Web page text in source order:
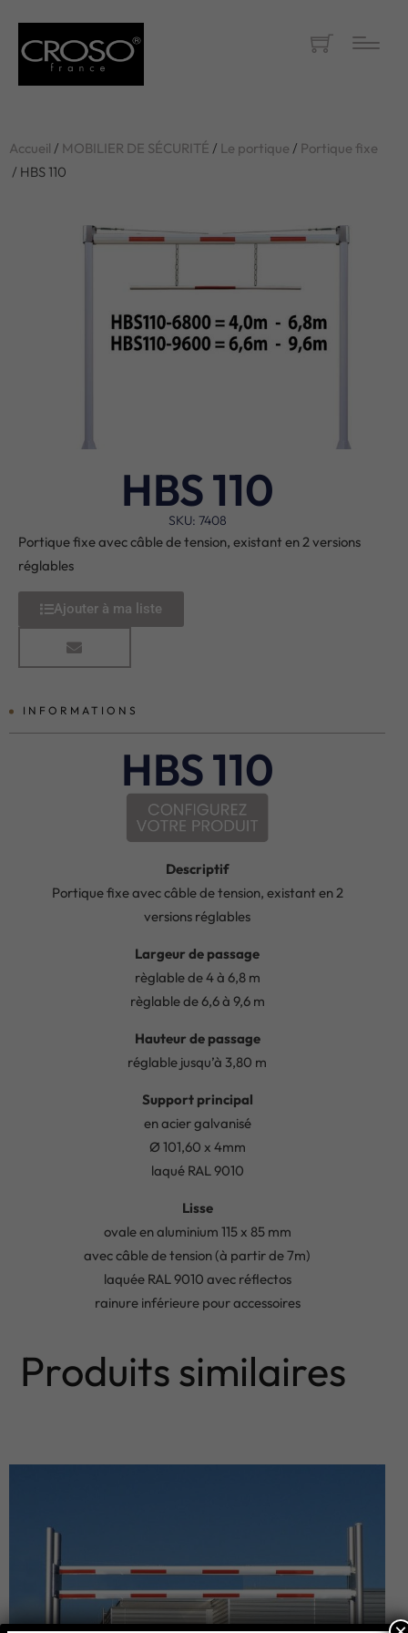
Accueil / MOBILIER DE SÉCURITÉ / Le portique / Portique fixe
/ HBS 110
HBS 110
SKU: 7408
Portique fixe avec câble de tension, existant en 2 versions
réglables
Ajouter à ma liste
INFORMATIONS
HBS 110
Descriptif
Portique fixe avec câble de tension, existant en 2
versions réglables
Largeur de passage
règlable de 4 à 6,8 m
règlable de 6,6 à 9,6 m
Hauteur de passage
réglable jusqu’à 3,80 m
Support principal
en acier galvanisé
Ø 101,60 x 4mm
laqué RAL 9010
Lisse
ovale en aluminium 115 x 85 mm
avec câble de tension (à partir de 7m)
laquée RAL 9010 avec réflectos
rainure inférieure pour accessoires
Produits similaires